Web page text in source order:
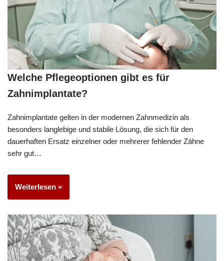
Welche Pflegeoptionen gibt es für
Zahnimplantate?
Zahnimplantate gelten in der modernen Zahnmedizin als
besonders langlebige und stabile Lösung, die sich für den
dauerhaften Ersatz einzelner oder mehrerer fehlender Zähne
sehr gut…
Weiterlesen »